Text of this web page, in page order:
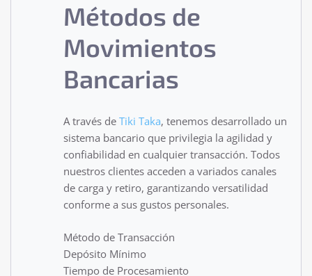
Métodos de
Movimientos
Bancarias
A través de Tiki Taka, tenemos desarrollado un
sistema bancario que privilegia la agilidad y
confiabilidad en cualquier transacción. Todos
nuestros clientes acceden a variados canales
de carga y retiro, garantizando versatilidad
conforme a sus gustos personales.
Método de Transacción
Depósito Mínimo
Tiempo de Procesamiento